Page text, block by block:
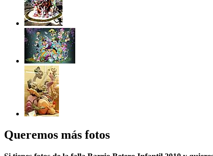
Queremos más fotos